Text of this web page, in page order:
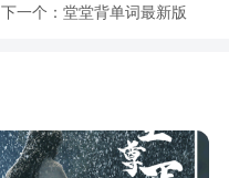
下一个： 堂堂背单词最新版